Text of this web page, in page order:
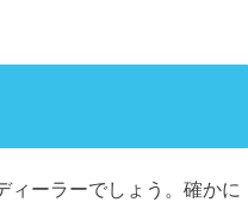
ィーラーでしょう。確かに